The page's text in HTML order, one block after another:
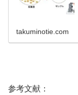
takuminotie.com
参考文献：